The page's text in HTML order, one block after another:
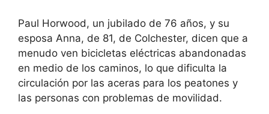
Paul Horwood, un jubilado de 76 años, y su
esposa Anna, de 81, de Colchester, dicen que a
menudo ven bicicletas eléctricas abandonadas
en medio de los caminos, lo que dificulta la
circulación por las aceras para los peatones y
las personas con problemas de movilidad.